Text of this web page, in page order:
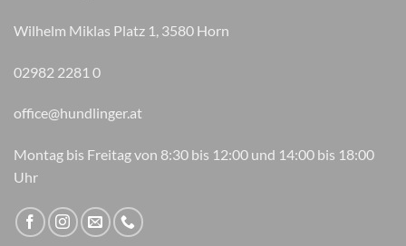
Wilhelm Miklas Platz 1, 3580 Horn
02982 2281 0
office@hundlinger.at
Montag bis Freitag von 8:30 bis 12:00 und 14:00 bis 18:00
Uhr